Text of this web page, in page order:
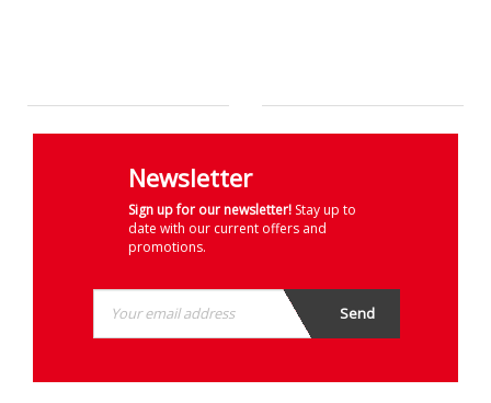
Newsletter
Sign up for our newsletter! Stay up to
date with our current offers and
promotions.